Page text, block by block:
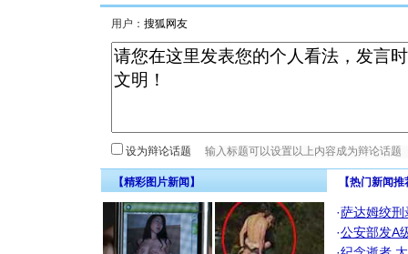
用户：
设为辩论话题
【精彩图片新闻】 【热门新闻
·萨达姆绞刑
·公安部发A